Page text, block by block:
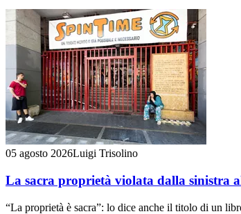
05 agosto 2026Luigi Trisolino
La sacra proprietà violata dalla sinistra
“La proprietà è sacra”: lo dice anche il titolo di un